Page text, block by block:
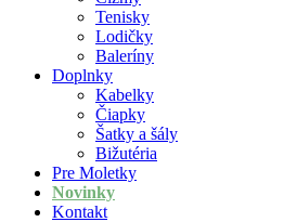
Tenisky
Lodičky
Baleríny
Doplnky
Kabelky
Čiapky
Šatky a šály
Bižutéria
Pre Moletky
Novinky
Kontakt